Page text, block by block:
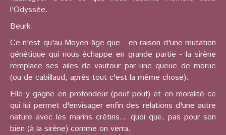
l'Odyssée.
Beurk.
Ce n'est qu'au Moyen-âge que - en raison d'une mutation
génétique qui nous échappe en grande partie - la sirène
remplace ses ailes de vautour par une queue de morue
(ou de cabillaud, après tout c'est la même chose).
Elle y gagne en profondeur (pouf pouf) et en moralité ce
qui lui permet d'envisager enfin des relations d'une autre
nature avec les marins crétins... quoi que, pas pour son
bien (à la sirène) comme on verra.